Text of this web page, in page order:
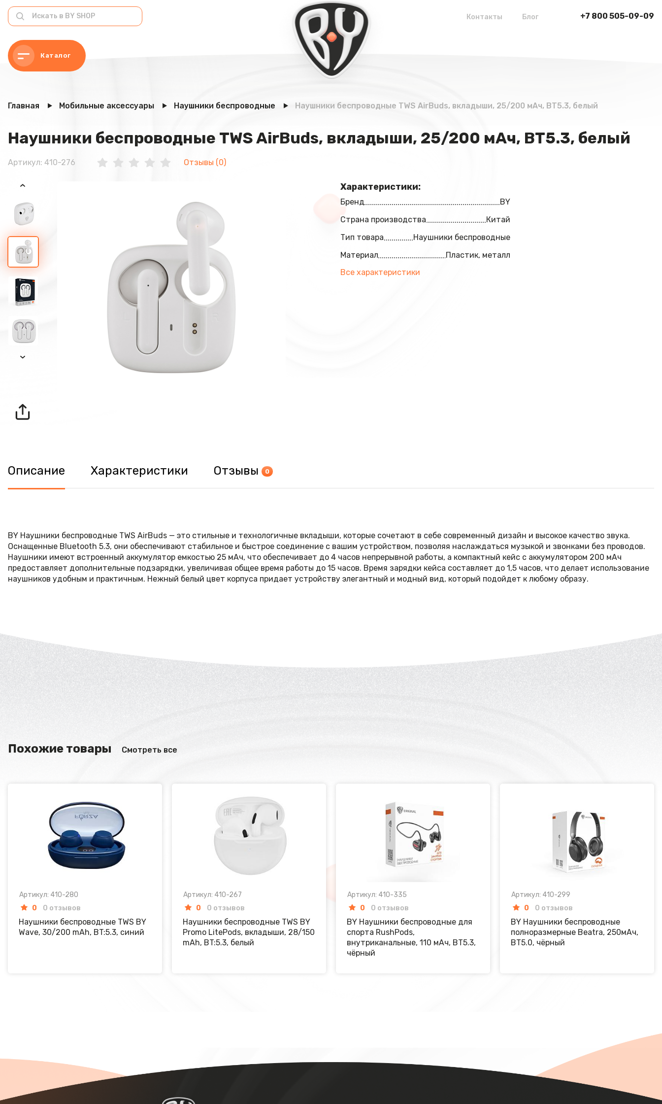
Каталог
+7 800 505-09-09
Контакты Блог
Главная Мобильные аксессуары Наушники беспроводные Наушники беспроводные TWS AirBuds, вкладыши, 25/200 мАч, BT5.3, белый
Наушники беспроводные TWS AirBuds, вкладыши, 25/200 мАч, BT5.3, белый
Артикул: 410-276 Отзывы (0)
Характеристики:
Бренд
BY
Страна производства
Китай
Тип товара
Наушники беспроводные
Материал
Пластик, металл
Все характеристики
Описание Характеристики Отзывы 0
BY Наушники беспроводные TWS AirBuds — это стильные и технологичные вкладыши, которые сочетают в себе современный дизайн и высокое качество звука.
Оснащенные Bluetooth 5.3, они обеспечивают стабильное и быстрое соединение с вашим устройством, позволяя наслаждаться музыкой и звонками без проводов.
Наушники имеют встроенный аккумулятор емкостью 25 мАч, что обеспечивает до 4 часов непрерывной работы, а компактный кейс с аккумулятором 200 мАч
предоставляет дополнительные подзарядки, увеличивая общее время работы до 15 часов. Время зарядки кейса составляет до 1,5 часов, что делает использование
наушников удобным и практичным. Нежный белый цвет корпуса придает устройству элегантный и модный вид, который подойдет к любому образу.
Похожие товары Смотреть все
Артикул: 410-280
0
0 отзывов
Наушники беспроводные TWS BY
Wave, 30/200 mAh, BT:5.3, синий
Артикул: 410-267
0
0 отзывов
Наушники беспроводные TWS BY
Promo LitePods, вкладыши, 28/150
mAh, BT:5.3, белый
Артикул: 410-335
0
0 отзывов
BY Наушники беспроводные для
спорта RushPods,
внутриканальные, 110 мАч, BT5.3,
чёрный
Артикул: 410-299
0
0 отзывов
BY Наушники беспроводные
полноразмерные Beatra, 250мАч,
BT5.0, чёрный